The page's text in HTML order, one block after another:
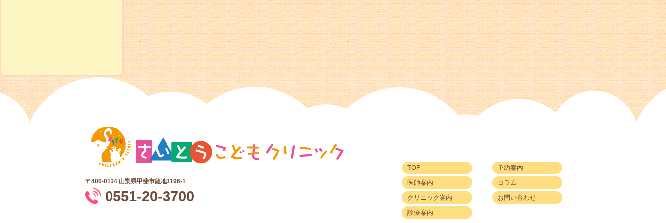
〒400-0104 山梨県甲斐市龍地3196-1
0551-20-3700
TOP
医師案内
クリニック案内
診療案内
予約案内
コラム
お問い合わせ